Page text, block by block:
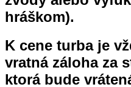
hráškom).
K cene turba je
vratná záloha za
ktorá bude